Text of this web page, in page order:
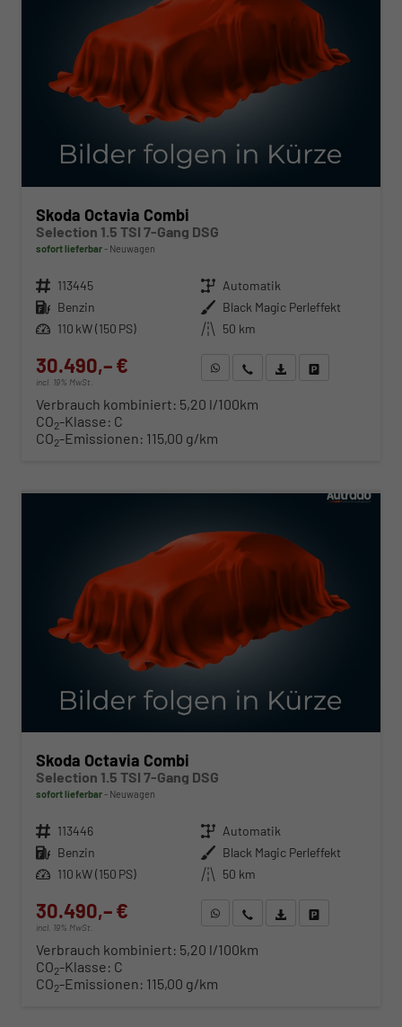
Skoda Octavia Combi
Selection 1.5 TSI 7-Gang DSG
sofort lieferbar Neuwagen
Fahrzeugnr. 113445 Getriebe Automatik
Kraftstoff Benzin Außenfarbe Black Magic Perleffekt
Leistung 110 kW (150 PS) Kilometerstand 50 km
30.490,– €
incl. 19% MwSt.
WhatsApp anfragen
Wir rufen Sie anFahrzeugexposé (PDF)
Verbrauch kombiniert: 5,20 l/100km
CO2-Klasse: C
CO2-Emissionen: 115,00 g/km
Skoda Octavia Combi
Selection 1.5 TSI 7-Gang DSG
sofort lieferbar Neuwagen
Fahrzeugnr. 113446 Getriebe Automatik
Kraftstoff Benzin Außenfarbe Black Magic Perleffekt
Leistung 110 kW (150 PS) Kilometerstand 50 km
30.490,– €
incl. 19% MwSt.
WhatsApp anfragen
Wir rufen Sie anFahrzeugexposé (PDF)
Verbrauch kombiniert: 5,20 l/100km
CO2-Klasse: C
CO2-Emissionen: 115,00 g/km